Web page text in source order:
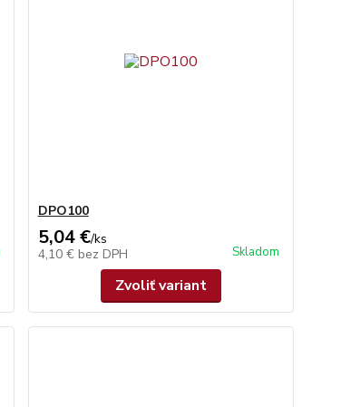
DPO100
5,04 €/ks
4,10 € bez DPH Skladom
Zvoliť variant